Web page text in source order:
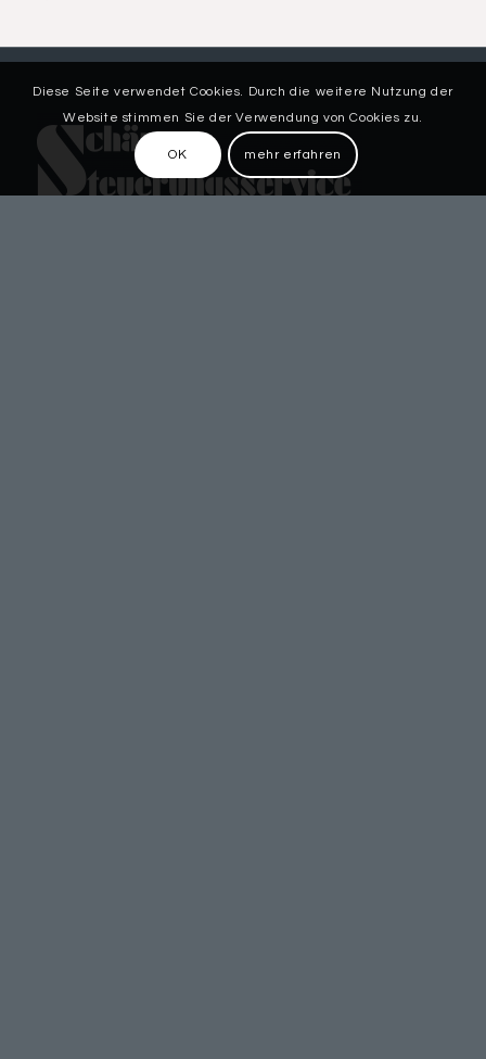
Diese Seite verwendet Cookies. Durch die weitere Nutzung der
Website stimmen Sie der Verwendung von Cookies zu.
OK mehr erfahren